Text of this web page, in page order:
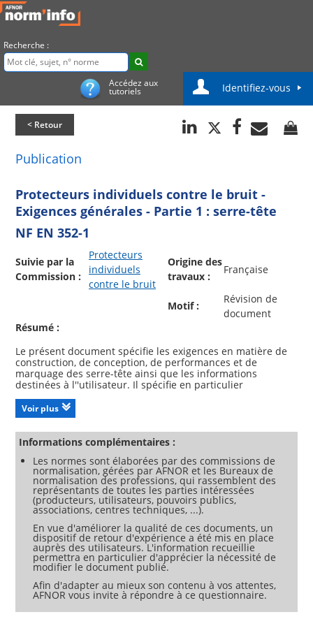
Recherche :
Accédez aux
tutoriels Identifiez-vous
< Retour
Publication
Protecteurs individuels contre le bruit -
Exigences générales - Partie 1 : serre-tête
NF EN 352-1
Suivie par la
Commission :
Protecteurs
individuels
contre le bruit
Origine des
travaux :
Française
Motif :
Révision de
document
Résumé :
Le présent document spécifie les exigences en matière de
construction, de conception, de performances et de
marquage des serre-tête ainsi que les informations
destinées à l''utilisateur. Il spécifie en particulier
conformément à la NF EN ISO 4869-1. Le présent document
ne traite pas des serre-tête destinés à être montés sur des
dispositifs de protection de la tête et/ou du visage. Dans les
exigences spécifiées, les exigences ergonomiques sont
prises en compte, notamment l''interaction entre
l''utilisateur, l''équipement et, si possible, l''environnement
de travail dans lequel l''équipement est susceptible d''être
Voir plus
Informations complémentaires :
Les normes sont élaborées par des commissions de
normalisation, gérées par AFNOR et les Bureaux de
normalisation des professions, qui rassemblent des
représentants de toutes les parties intéressées
(producteurs, utilisateurs, pouvoirs publics,
associations, centres techniques, ...).
En vue d'améliorer la qualité de ces documents, un
dispositif de retour d'expérience a été mis en place
auprès des utilisateurs. L'information recueillie
permettra en particulier d'apprécier la nécessité de
modifier le document publié.
Afin d'adapter au mieux son contenu à vos attentes,
AFNOR vous invite à répondre à ce questionnaire.